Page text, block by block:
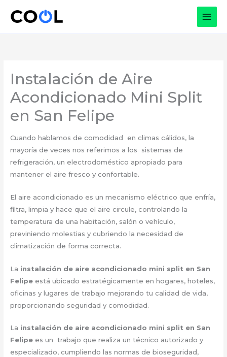
Instalación de Aire
Acondicionado Mini Split
en San Felipe
Cuando hablamos de comodidad en climas cálidos, la
mayoría de veces nos referimos a los sistemas de
refrigeración, un electrodoméstico apropiado para
mantener el aire fresco y confortable.
El aire acondicionado es un mecanismo eléctrico que enfría,
filtra, limpia y hace que el aire circule, controlando la
temperatura de una habitación, salón o vehículo,
previniendo molestias y cubriendo la necesidad de
climatización de forma correcta.
La instalación de aire acondicionado mini split en San
Felipeestá ubicado estratégicamente en hogares, hoteles,
oficinas y lugares de trabajo mejorando tu calidad de vida,
proporcionando seguridad y comodidad.
La instalación de aire acondicionado mini split en San
Felipe es un trabajo que realiza un técnico autorizado y
especializado, cumpliendo las normas de bioseguridad,